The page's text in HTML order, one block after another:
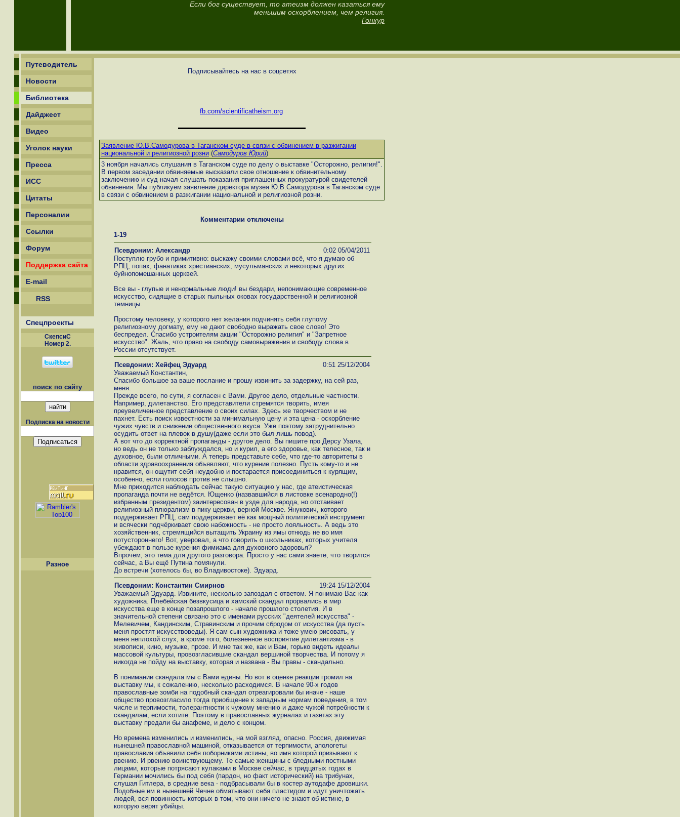
Если бог существует, то атеизм должен казаться ему
меньшим оскорблением, чем религия.
Гонкур
Путеводитель
Новости
Библиотека
Дайджест
Видео
Уголок науки
Пресса
ИСС
Цитаты
Персоналии
Ссылки
Форум
Поддержка сайта
E-mail
RSS
Спецпроекты
СкепсиС
Номер 2.
поиск по сайту
Подписка на новости
Разное
Подписывайтесь на нас в соцсетях
fb.com/scientificatheism.org
Заявление Ю.В.Самодурова в Таганском суде в связи с обвинением в разжигании
национальной и религиозной розни (Самодуров Юрий)
3 ноября начались слушания в Таганском суде по делу о выставке "Осторожно, религия!".
В первом заседании обвиняемые высказали свое отношение к обвинительному
заключению и суд начал слушать показания приглашенных прокуратурой свидетелей
обвинения. Мы публикуем заявление директора музея Ю.В.Самодурова в Таганском суде
в связи с обвинением в разжигании национальной и религиозной розни.
Комментарии отключены
1-19
Псевдоним: Александр
0:02 05/04/2011
Поступлю грубо и примитивно: выскажу своими словами всё, что я думаю об
РПЦ, попах, фанатиках христианских, мусульманских и некоторых других
буйнопомешанных церквей.
Все вы - глупые и ненормальные люди! вы бездари, непонимающие современное
искусство, сидящие в старых пыльных оковах государственной и религиозной
темницы.
Простому человеку, у которого нет желания подчинять себя глупому
религиозному догмату, ему не дают свободно выражать свое слово! Это
беспредел. Спасибо устроителям акции "Осторожно религия" и "Запретное
искусство". Жаль, что право на свободу самовыражения и свободу слова в
России отсутствует.
Псевдоним: Хейфец Эдуард
0:51 25/12/2004
Уважаемый Константин,
Спасибо большое за ваше послание и прошу извинить за задержку, на сей раз,
меня.
Прежде всего, по сути, я согласен с Вами. Другое дело, отдельные частности.
Например, дилетанство. Его представители стремятся творить, имея
преувеличенное представление о своих силах. Здесь же творчеством и не
пахнет. Есть поиск известности за минимальную цену и эта цена - оскорбление
чужих чувств и снижение общественного вкуса. Уже поэтому затруднительно
осудить ответ на плевок в душу(даже если это был лишь повод).
А вот что до корректной пропаганды - другое дело. Вы пишите про Дерсу Узала,
но ведь он не только заблуждался, но и курил, а его здоровье, как телесное, так и
духовное, были отличными. А теперь представьте себе, что где-то авторитеты в
области здравоохранения объявляют, что курение полезно. Пусть кому-то и не
нравится, он ощутит себя неудобно и постарается присоединиться к курящим,
особенно, если голосов против не слышно.
Мне приходится наблюдать сейчас такую ситуацию у нас, где атеистическая
пропаганда почти не ведётся. Ющенко (назвавшийся в листовке всенародно(!)
избранным президентом) заинтересован в узде для народа, но отстаивает
религиозный плюрализм в пику церкви, верной Москве. Янукович, которого
поддерживает РПЦ, сам поддерживает её как мощный политический инструмент
и всячески подчёркивает свою набожность - не просто лояльность. А ведь это
хозяйственник, стремящийся вытащить Украину из ямы отнюдь не во имя
потустороннего! Вот, уверовал, а что говорить о школьниках, которых учителя
убеждают в пользе курения фимиама для духовного здоровья?
Впрочем, это тема для другого разговора. Просто у нас сами знаете, что творится
сейчас, а Вы ещё Путина помянули.
До встречи (хотелось бы, во Владивостоке). Эдуард.
Псевдоним: Константин Смирнов
19:24 15/12/2004
Уважаемый Эдуард. Извините, несколько запоздал с ответом. Я понимаю Вас как
художника. Плебейская безвкусица и хамский скандал прорвались в мир
искусства еще в конце позапрошлого - начале прошлого столетия. И в
значительной степени связано это с именами русских "деятелей искусства" -
Мелевичем, Кандинским, Стравинским и прочим сбродом от искусства (да пусть
меня простят искусствоведы). Я сам сын художника и тоже умею рисовать, у
меня неплохой слух, а кроме того, болезненное восприятие дилетантизма - в
живописи, кино, музыке, прозе. И мне так же, как и Вам, горько видеть идеалы
массовой культуры, провозгласившие скандал вершиной творчества. И потому я
никогда не пойду на выставку, которая и названа - Вы правы - скандально.
В понимании скандала мы с Вами едины. Но вот в оценке реакции громил на
выставку мы, к сожалению, несколько расходимся. В начале 90-х годов
православные зомби на подобный скандал отреагировали бы иначе - наше
общество провозгласило тогда приобщение к западным нормам поведения, в том
числе и терпимости, толерантности к чужому мнению и даже чужой потребности к
скандалам, если хотите. Поэтому в православных журналах и газетах эту
выставку предали бы анафеме, и дело с концом.
Но времена изменились и изменились, на мой взгляд, опасно. Россия, движимая
нынешней православной машиной, отказывается от терпимости, апологеты
православия объявили себя поборниками истины, во имя которой призывают к
рвению. И рвению воинствующему. Те самые женщины с бледными постными
лицами, которые потрясают кулаками в Москве сейчас, в тридцатых годах в
Германии мочились бы под себя (пардон, но факт исторический) на трибунах,
слушая Гитлера, в средние века - подбрасывали бы в костер аутодафе дровишки.
Подобные им в нынешней Чечне обматывают себя пластидом и идут уничтожать
людей, вся повинность которых в том, что они ничего не знают об истине, в
которую верят убийцы.